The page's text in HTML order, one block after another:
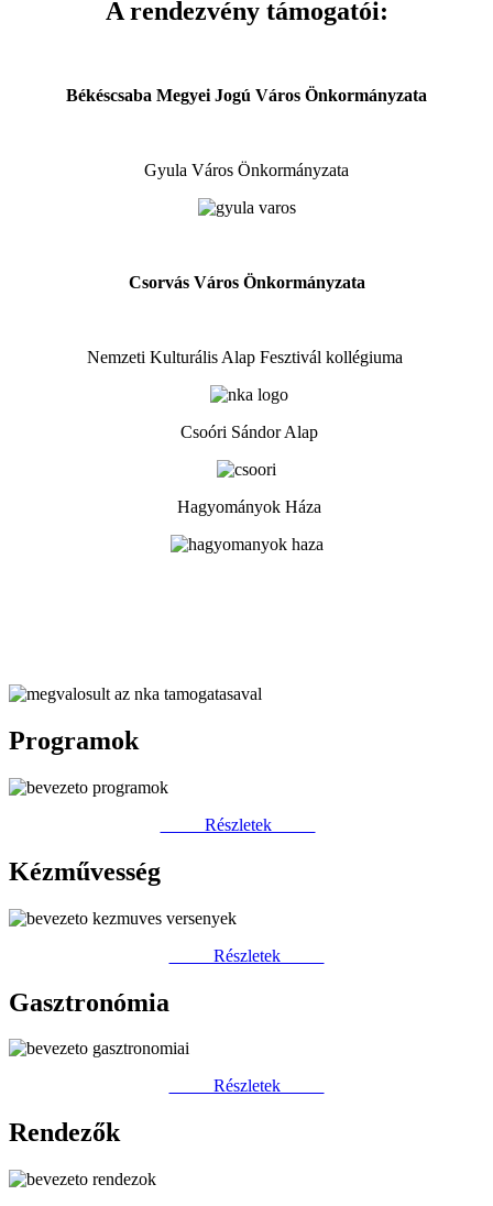
A rendezvény támogatói:
Békéscsaba Megyei Jogú Város Önkormányzata
Gyula Város Önkormányzata
Csorvás Város Önkormányzata
Nemzeti Kulturális Alap Fesztivál kollégiuma
Csoóri Sándor Alap
Hagyományok Háza
Programok
Részletek
Kézművesség
Részletek
Gasztronómia
Részletek
Rendezők